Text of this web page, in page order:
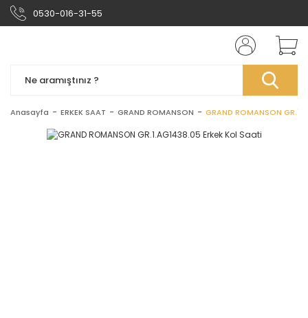
0530-016-31-55
Anasayfa ERKEK SAAT GRAND ROMANSON GRAND ROMANSON